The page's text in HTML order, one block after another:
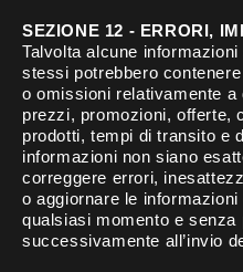
SEZIONE 12 - ERRORI,
Talvolta alcune
stessi potrebbero
o omissioni relativamente a
prezzi, promozioni, offerte,
prodotti, tempi di transito e
informazioni non siano
correggere errori,
o aggiornare le
qualsiasi momento e senza
successivamente all’invio